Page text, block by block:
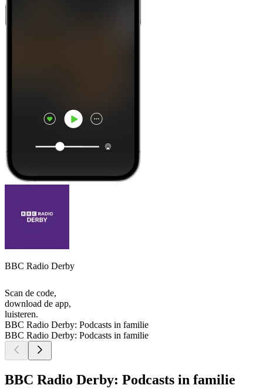
BBC Radio Derby
Scan de code,
download de app,
luisteren.
BBC Radio Derby: Podcasts in familie
BBC Radio Derby: Podcasts in familie
BBC Radio Derby: Podcasts in familie